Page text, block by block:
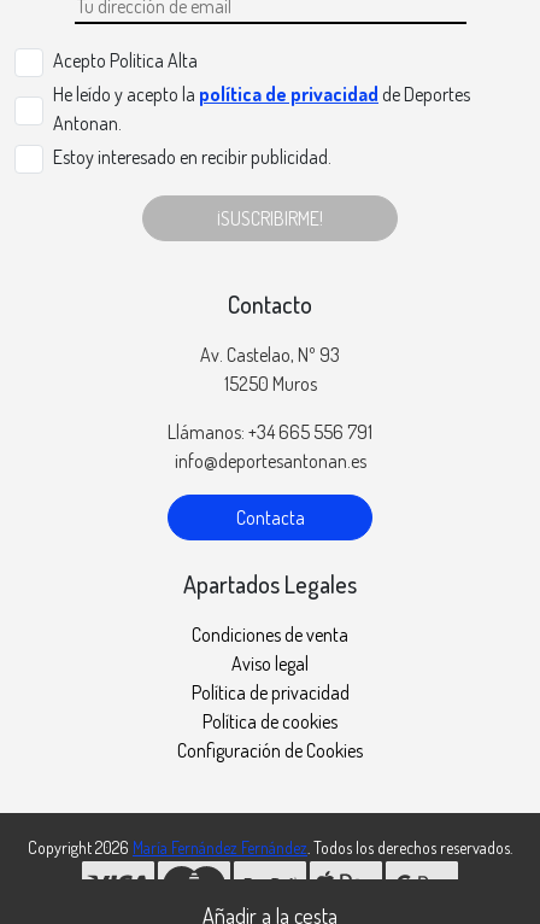
Acepto Politica Alta
He leído y acepto la política de privacidad de Deportes
Antonan.
Estoy interesado en recibir publicidad.
¡SUSCRIBIRME!
Contacto
Av. Castelao, Nº 93
15250 Muros
Llámanos: +34 665 556 791
info@deportesantonan.es
Contacta
Apartados Legales
Condiciones de venta
Aviso legal
Política de privacidad
Política de cookies
Configuración de Cookies
Copyright 2026 María Fernández Fernández . Todos los derechos reservados.